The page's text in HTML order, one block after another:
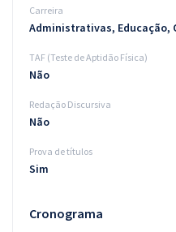
Carreira
Administrativas, Educação,
TAF (Teste de Aptidão Física)
Não
Redação Discursiva
Não
Prova de títulos
Sim
Cronograma